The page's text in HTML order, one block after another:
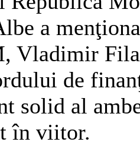
a
Vladimir
de
solid al
în viitor.